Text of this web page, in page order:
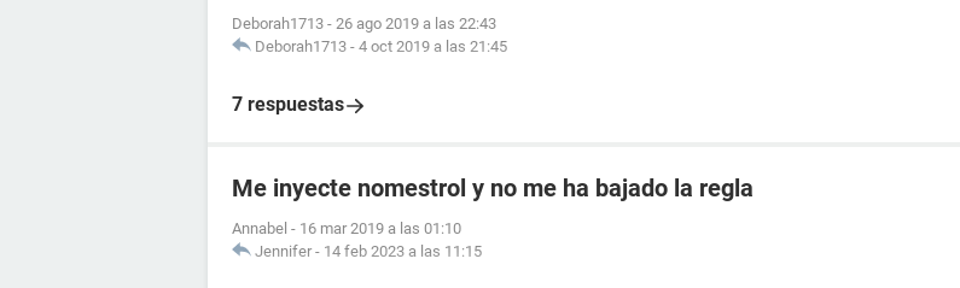
Deborah1713 - 26 ago 2019 a las 22:43
Deborah1713 - 4 oct 2019 a las 21:45
7 respuestas
Me inyecte nomestrol y no me ha bajado la regla
Annabel - 16 mar 2019 a las 01:10
Jennifer - 14 feb 2023 a las 11:15